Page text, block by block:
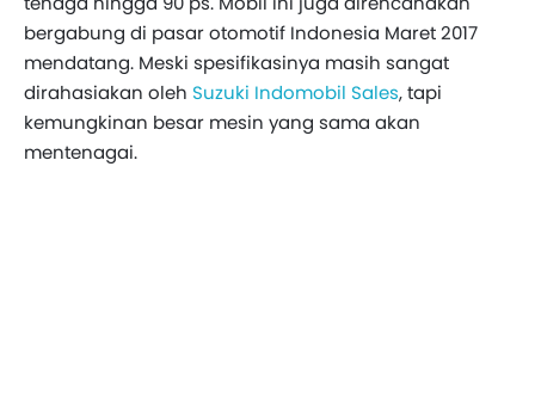
bergabung di pasar otomotif Indonesia Maret 2017
mendatang. Meski spesifikasinya masih sangat
dirahasiakan oleh Suzuki Indomobil Sales, tapi
kemungkinan besar mesin yang sama akan
mentenagai.